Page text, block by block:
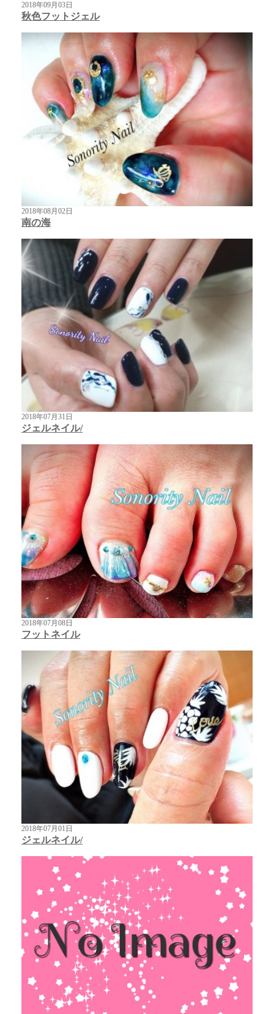
2018年09月03日
秋色フットジェル
2018年08月02日
南の海
2018年07月31日
ジェルネイル/
2018年07月08日
フットネイル
2018年07月01日
ジェルネイル/